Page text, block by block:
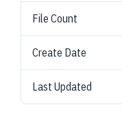
File Count
Create Date
Last Updated